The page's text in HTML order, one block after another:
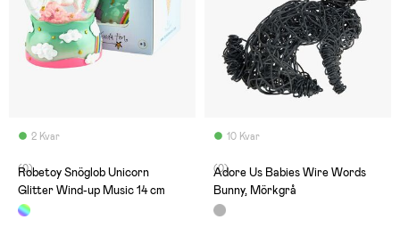
2 Kvar
(0)
Robetoy Snöglob Unicorn
Glitter Wind-up Music 14 cm
10 Kvar
(0)
Adore Us Babies Wire Words
Bunny, Mörkgrå